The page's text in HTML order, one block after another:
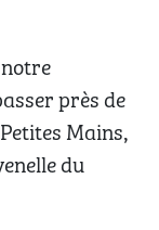
près de
Mains,
du